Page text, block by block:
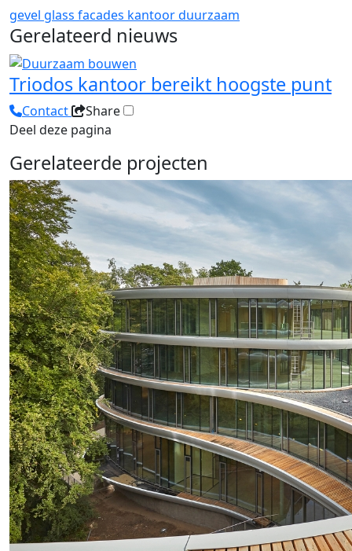
gevel glass facades kantoorduurzaam
Gerelateerd nieuws
Triodos kantoor bereikt hoogste punt
Contact
Share
Deel deze pagina
Gerelateerde projecten